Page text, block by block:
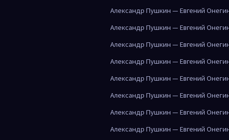
Александр Пушкин — Евгений
Александр Пушкин — Евгений
Александр Пушкин — Евгений
Александр Пушкин — Евгений
Александр Пушкин — Евгений
Александр Пушкин — Евгений
Александр Пушкин — Евгений
Александр Пушкин — Евгений